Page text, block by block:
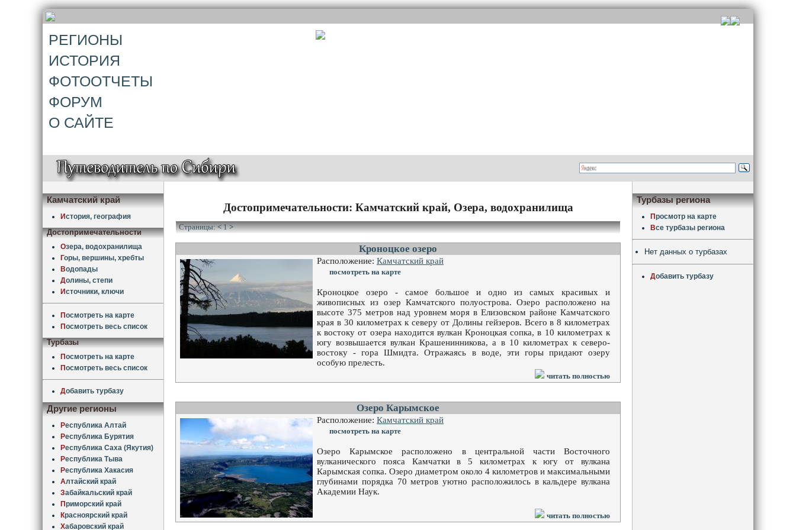
РЕГИОНЫ
ИСТОРИЯ
ФОТООТЧЕТЫ
ФОРУМ
О САЙТЕ
Камчатский край
История, география
Достопримечательности
Озера, водохранилища
Горы, вершины, хребты
Водопады
Долины, степи
Источники, ключи
Посмотреть на карте
Посмотреть весь список
Турбазы
Посмотреть на карте
Посмотреть весь список
Добавить турбазу
Другие регионы
Республика Алтай
Республика Бурятия
Республика Саха (Якутия)
Республика Тыва
Республика Хакасия
Алтайский край
Забайкальский край
Приморский край
Красноярский край
Хабаровский край
Достопримечательности: Камчатский край, Озера, водохранилища
Страницы:< 1 >
Кроноцкое озеро
Расположение: Камчатский край
посмотреть на карте
Кроноцкое озеро - самое большое и одно из самых красивых и
живописных из озер Камчатского полуострова. Озеро расположено на
высоте 375 метров над уровнем моря в Елизовском районе Камчатского
края в 30 километрах к северу от Долины гейзеров. Всего в 8 километрах
к востоку от озера находится вулкан Кроноцкая сопка, в 10 километрах к
югу возвышается вулкан Крашенинникова, а в 10 километрах к северо-
востоку - гора Шмидта. Отражаясь в воде, эти горы придают озеру
особую прелесть.
читать полностью
Озеро Карымское
Расположение: Камчатский край
посмотреть на карте
Озеро Карымское расположено в центральной части Восточного
вулканического пояса Камчатки в 5 километрах к югу от вулкана
Карымская сопка. Озеро диаметром около 4 километров и максимальными
глубинами порядка 70 метров уютно расположилось в кальдере вулкана
Академии Наук.
читать полностью
Турбазы региона
Просмотр на карте
Все турбазы региона
Нет данных о турбазах
Добавить турбазу